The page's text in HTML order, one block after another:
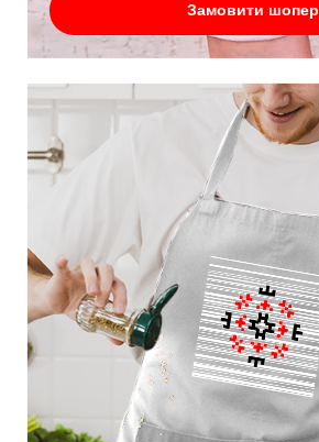
Замовити шопер